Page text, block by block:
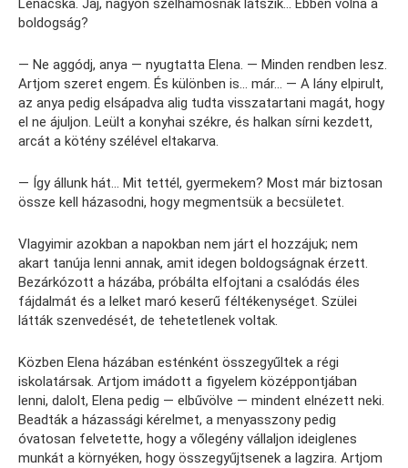
Lénácska. Jaj, nagyon szélhámosnak látszik… Ebben volna a
boldogság?
— Ne aggódj, anya — nyugtatta Elena. — Minden rendben lesz.
Artjom szeret engem. És különben is… már… — A lány elpirult,
az anya pedig elsápadva alig tudta visszatartani magát, hogy
el ne ájuljon. Leült a konyhai székre, és halkan sírni kezdett,
arcát a kötény szélével eltakarva.
— Így állunk hát… Mit tettél, gyermekem? Most már biztosan
össze kell házasodni, hogy megmentsük a becsületet.
Vlagyimir azokban a napokban nem járt el hozzájuk; nem
akart tanúja lenni annak, amit idegen boldogságnak érzett.
Bezárkózott a házába, próbálta elfojtani a csalódás éles
fájdalmát és a lelket maró keserű féltékenységet. Szülei
látták szenvedését, de tehetetlenek voltak.
Közben Elena házában esténként összegyűltek a régi
iskolatársak. Artjom imádott a figyelem középpontjában
lenni, dalolt, Elena pedig — elbűvölve — mindent elnézett neki.
Beadták a házassági kérelmet, a menyasszony pedig
óvatosan felvetette, hogy a vőlegény vállaljon ideiglenes
munkát a környéken, hogy összegyűjtsenek a lagzira. Artjom